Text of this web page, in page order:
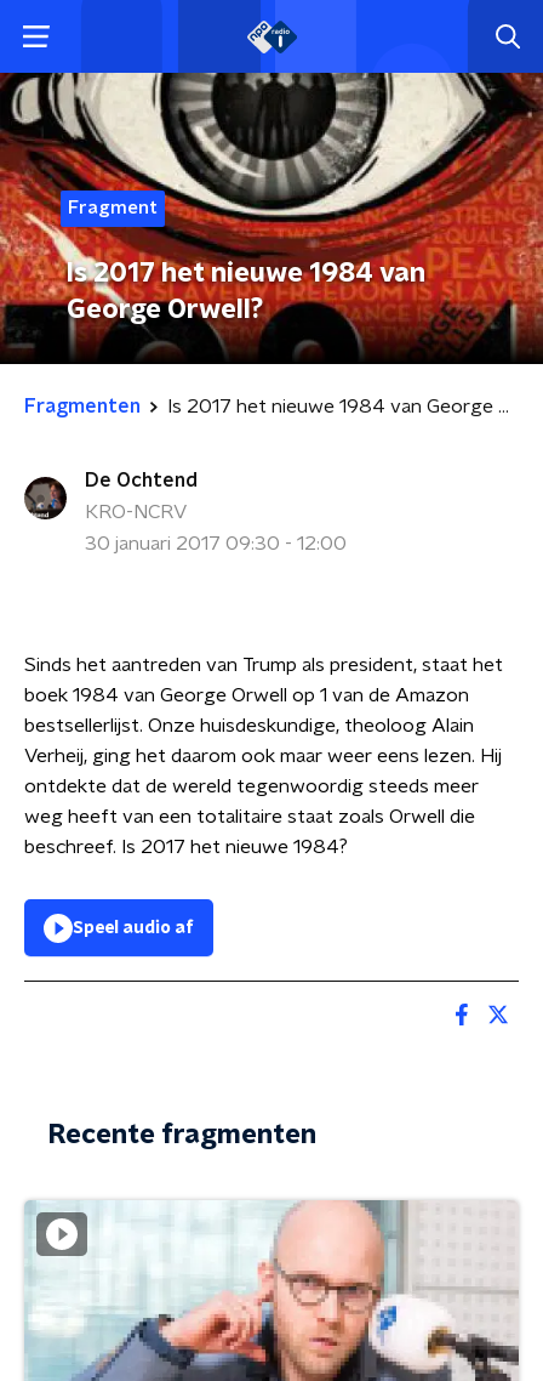
Fragment
Is 2017 het nieuwe 1984 van
George Orwell?
Fragmenten Is 2017 het nieuwe 1984 van George Orwell?
De Ochtend
KRO-NCRV
30 januari 2017 09:30 - 12:00
Sinds het aantreden van Trump als president, staat het
boek 1984 van George Orwell op 1 van de Amazon
bestsellerlijst. Onze huisdeskundige, theoloog Alain
Verheij, ging het daarom ook maar weer eens lezen. Hij
ontdekte dat de wereld tegenwoordig steeds meer
weg heeft van een totalitaire staat zoals Orwell die
beschreef. Is 2017 het nieuwe 1984?
Speel audio af
Recente fragmenten